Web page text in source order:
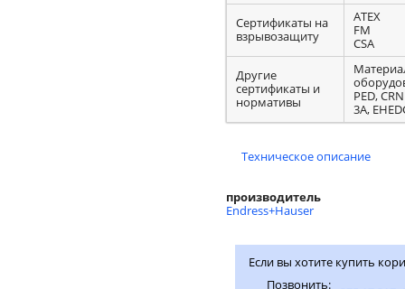
Сертификаты на
взрывозащиту
ATEX
FM
CSA
Другие
сертификаты и
нормативы
PED, CRN
3A,
Техническое описание
производитель
Endress+Hauser
Если вы хотите купить
Позвонить: